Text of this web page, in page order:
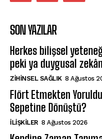
SON YAZILAR
Herkes bilişsel
peki ya duygusal
ZIHINSEL SAĞLIK 8 Ağustos
Flört Etmekten
Sepetine Dönüştü?
İLIŞKILER 8 Ağustos 2026